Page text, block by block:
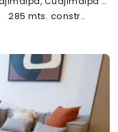
285 mts. constr..